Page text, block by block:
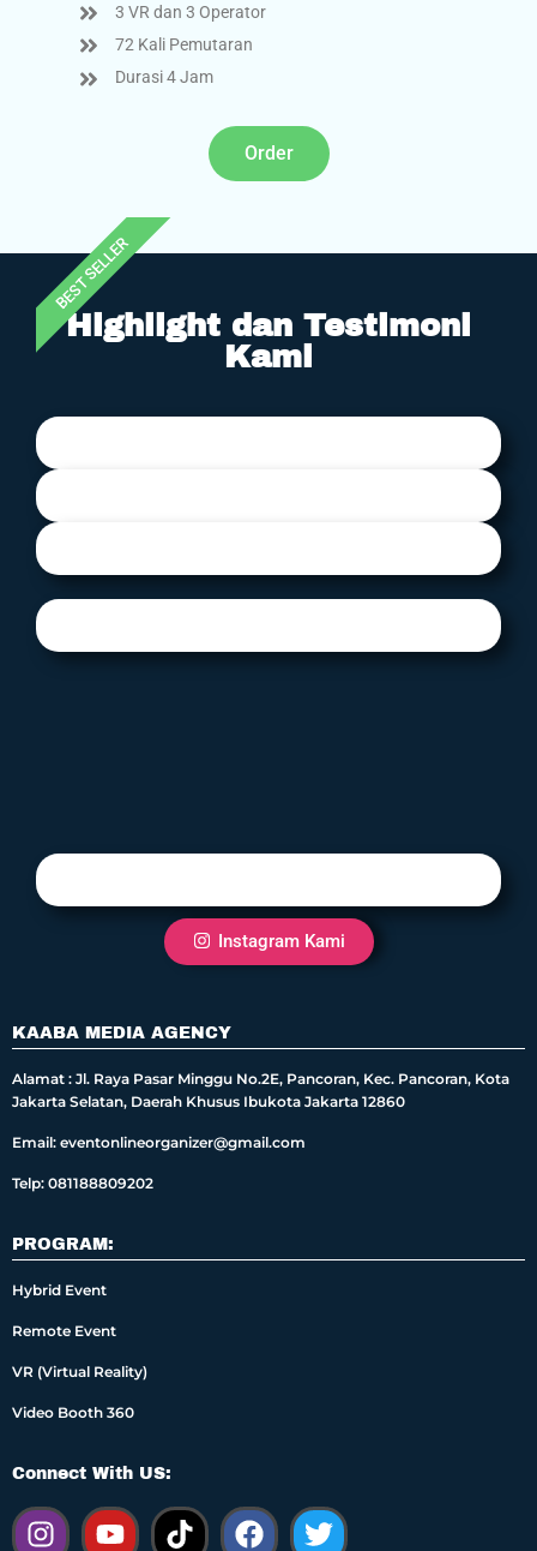
3 VR dan 3 Operator
72 Kali Pemutaran
Durasi 4 Jam
Order
BEST SELLER
Highlight dan Testimoni
Kami
Instagram Kami
KAABA MEDIA AGENCY
Alamat : Jl. Raya Pasar Minggu No.2E, Pancoran, Kec. Pancoran, Kota
Jakarta Selatan, Daerah Khusus Ibukota Jakarta 12860
Email: eventonlineorganizer@gmail.com
Telp: 081188809202
PROGRAM:
Hybrid Event
Remote Event
VR (Virtual Reality)
Video Booth 360
Connect With US: